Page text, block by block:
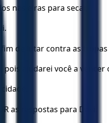
nas eiras para secar,
de lutar contra as tropas
ajudarei você a vencer
as respostas para Davi.